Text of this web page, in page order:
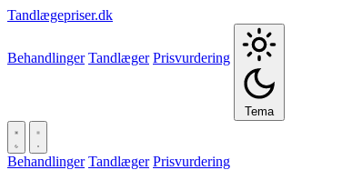
Tandlægepriser.dk
Behandlinger Tandlæger Prisvurdering
Tema
Behandlinger Tandlæger Prisvurdering